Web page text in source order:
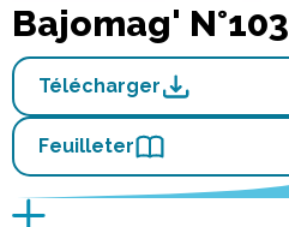
Bajomag' N°103
Télécharger
Feuilleter